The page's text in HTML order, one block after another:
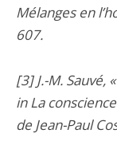
Mélanges en
607.
[3] J.-M. Sauvé,
in La
de Jean-Paul